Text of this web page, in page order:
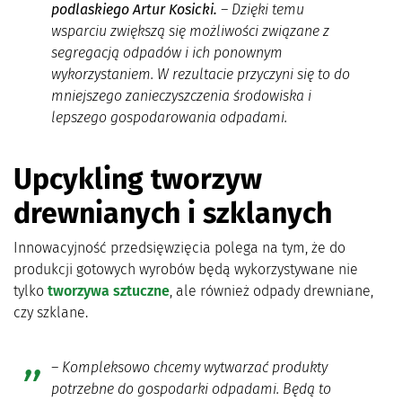
podlaskiego Artur Kosicki. – Dzięki temu
wsparciu zwiększą się możliwości związane z
segregacją odpadów i ich ponownym
wykorzystaniem. W rezultacie przyczyni się to do
mniejszego zanieczyszczenia środowiska i
lepszego gospodarowania odpadami.
Upcykling tworzyw
drewnianych i szklanych
Innowacyjność przedsięwzięcia polega na tym, że do
produkcji gotowych wyrobów będą wykorzystywane nie
tylko tworzywa sztuczne, ale również odpady drewniane,
czy szklane.
– Kompleksowo chcemy wytwarzać produkty
potrzebne do gospodarki odpadami. Będą to